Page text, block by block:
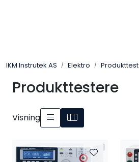
IKM Instrutek AS Elektro Produkttest
Produkttestere
Visning
Elektro
Prosess
Frekvensomformere